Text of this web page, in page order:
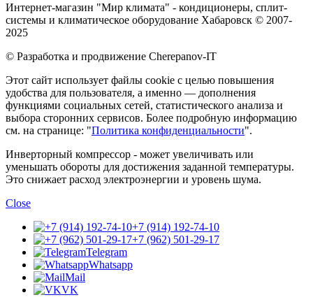
Интернет-магазин "Мир климата" - кондиционеры, сплит-
системы и климатическое оборудование Хабаровск © 2007-
2025
© Разработка и продвижение Cherepanov-IT
Этот сайт использует файлы cookie с целью повышения
удобства для пользователя, а именно — дополнения
функциями социальных сетей, статистического анализа и
выбора сторонних сервисов. Более подробную информацию
см. на странице: "Политика конфиденциальности".
Инверторный компрессор - может увеличивать или
уменьшать обороты для достижения заданной температуры.
Это снижает расход электроэнергии и уровень шума.
Close
+7 (914) 192-74-10
+7 (962) 501-29-17
Telegram
Whatsapp
Mail
VK